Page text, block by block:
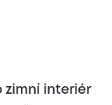
zimní interiér